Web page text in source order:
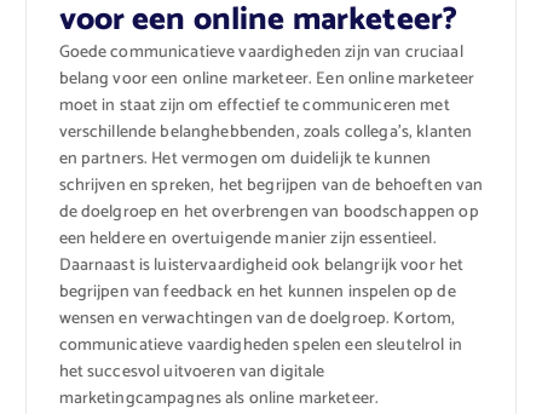
voor een online marketeer?
Goede communicatieve vaardigheden zijn van cruciaal
belang voor een online marketeer. Een online marketeer
moet in staat zijn om effectief te communiceren met
verschillende belanghebbenden, zoals collega’s, klanten
en partners. Het vermogen om duidelijk te kunnen
schrijven en spreken, het begrijpen van de behoeften van
de doelgroep en het overbrengen van boodschappen op
een heldere en overtuigende manier zijn essentieel.
Daarnaast is luistervaardigheid ook belangrijk voor het
begrijpen van feedback en het kunnen inspelen op de
wensen en verwachtingen van de doelgroep. Kortom,
communicatieve vaardigheden spelen een sleutelrol in
het succesvol uitvoeren van digitale
marketingcampagnes als online marketeer.